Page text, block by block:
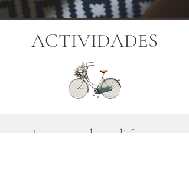
ACTIVIDADES
Les recomendamos disfrutar: